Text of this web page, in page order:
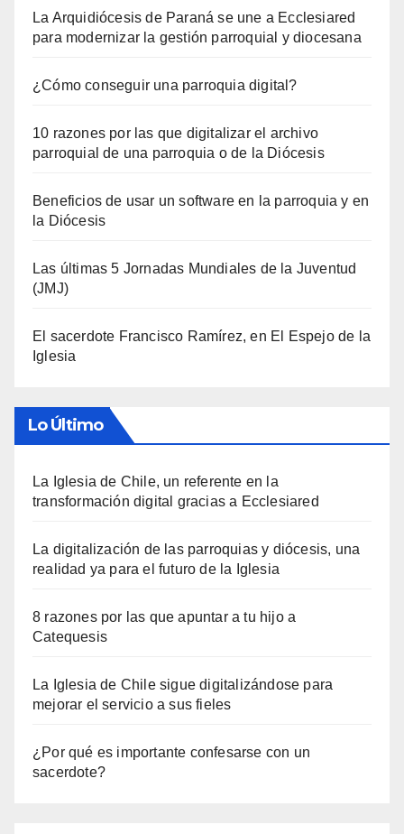
La Arquidiócesis de Paraná se une a Ecclesiared
para modernizar la gestión parroquial y diocesana
¿Cómo conseguir una parroquia digital?
10 razones por las que digitalizar el archivo
parroquial de una parroquia o de la Diócesis
Beneficios de usar un software en la parroquia y en
la Diócesis
Las últimas 5 Jornadas Mundiales de la Juventud
(JMJ)
El sacerdote Francisco Ramírez, en El Espejo de la
Iglesia
Lo Último
La Iglesia de Chile, un referente en la
transformación digital gracias a Ecclesiared
La digitalización de las parroquias y diócesis, una
realidad ya para el futuro de la Iglesia
8 razones por las que apuntar a tu hijo a
Catequesis
La Iglesia de Chile sigue digitalizándose para
mejorar el servicio a sus fieles
¿Por qué es importante confesarse con un
sacerdote?